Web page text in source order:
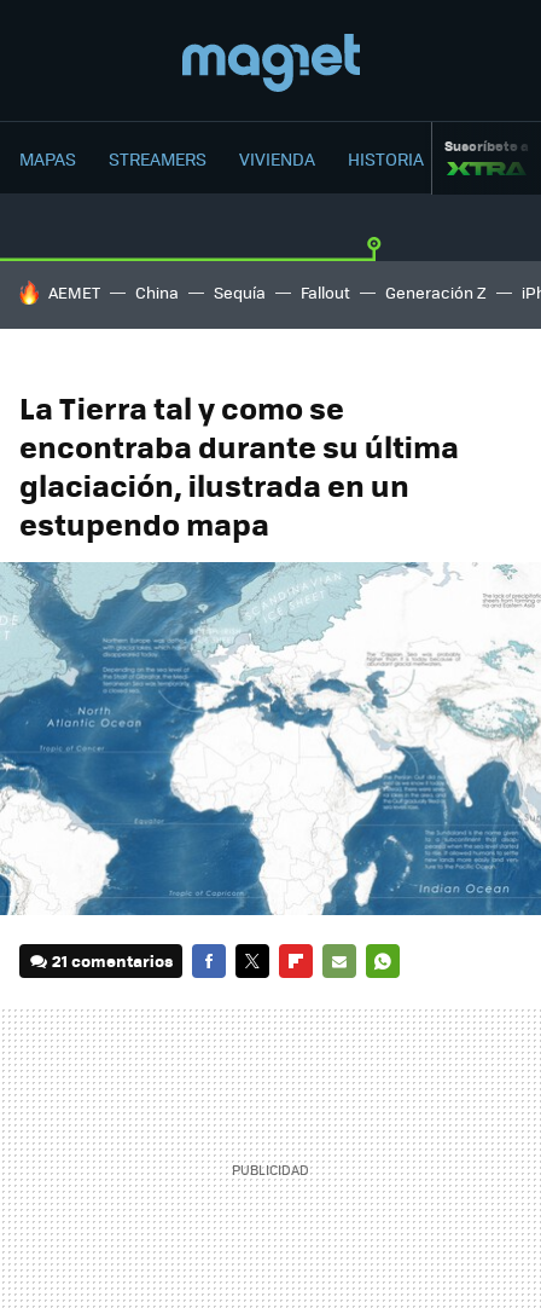
MAPAS STREAMERS VIVIENDA HISTORIA Suscríbete a
HOY SE HABLA DE
AEMET China Sequía Fallout Generación Z
La Tierra tal y como se
encontraba durante su última
glaciación, ilustrada en un
estupendo mapa
21 comentarios
MAIL